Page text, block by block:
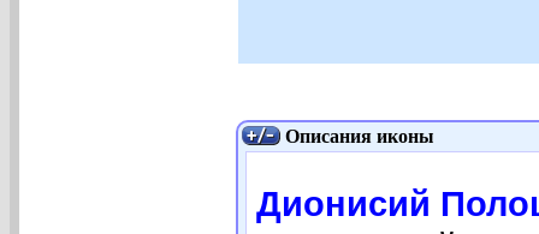
Описания иконы
Дионисий